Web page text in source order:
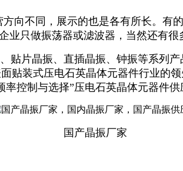
方向不同，展示的也是各有所长。有
只做振荡器或滤波器，当然还有很
贴片晶振、直插晶振、钟振等系列
贴装式压电石英晶体元器件行业的
控制与选择”压电石英晶体元器件
国产晶振厂家